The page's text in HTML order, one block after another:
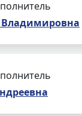
Владимировна